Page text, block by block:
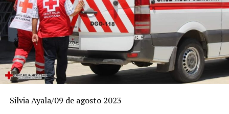
Silvia Ayala/09 de agosto 2023